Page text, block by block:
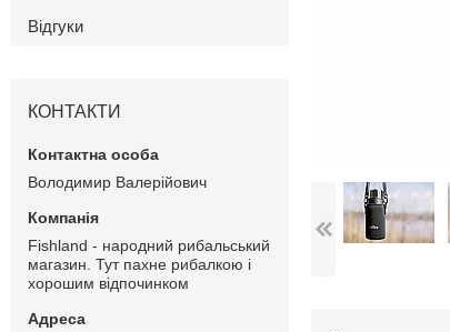
Відгуки
КОНТАКТИ
Володимир Валерійович
Fishland - народний рибальський
магазин. Тут пахне рибалкою і
хорошим відпочинком